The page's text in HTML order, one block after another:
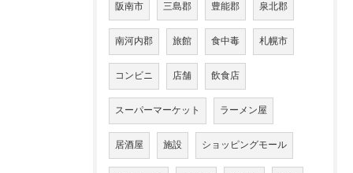
阪南市 三島郡 豊能郡 泉北郡
南河内郡 旅館 食中毒 札幌市
コンビニ 店舗 飲食店
スーパーマーケット ラーメン屋
居酒屋 施設 ショッピングモール